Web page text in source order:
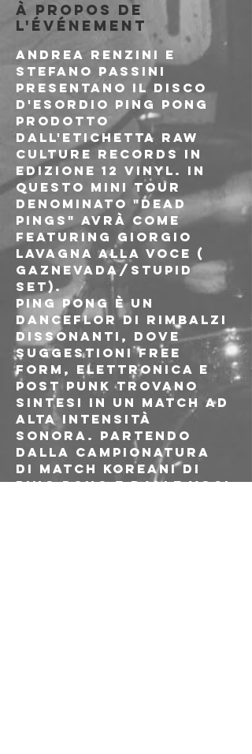
À propos de
l'événement
Andrea Renzini e
Stefano Passini
presentano il disco
d'esordio PING PONG
prodotto
dall'etichetta Raw
culture records in
edizione 12 vinyl. In
questo mini tour
denominato "Dead
Pings" avrà come
featuring Giorgio
Lavagna alla voce (
Gaznevada/Stupid
Set).
Ping Pong è un
danceflor di rimbalzi
dissonanti, dove
suggestioni free
form, elettronica e
post punk trovano
sintesi in un match ad
alta intensità
sonora. Partendo
dalla campionatura
di match koreani di
ping pong e dalle voci